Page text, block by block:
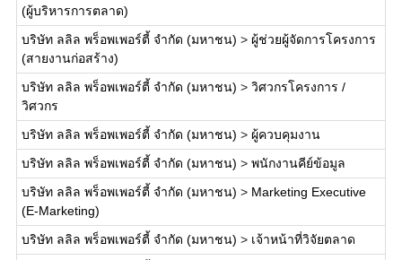
(ผู้บริหารการตลาด)
บริษัท ลลิล พร็อพเพอร์ตี้ จำกัด (มหาชน) > ผู้ช่วยผู้จัดการโครงการ
(สายงานก่อสร้าง)
บริษัท ลลิล พร็อพเพอร์ตี้ จำกัด (มหาชน) > วิศวกรโครงการ /
วิศวกร
บริษัท ลลิล พร็อพเพอร์ตี้ จำกัด (มหาชน) > ผู้ควบคุมงาน
บริษัท ลลิล พร็อพเพอร์ตี้ จำกัด (มหาชน) > พนักงานคีย์ข้อมูล
บริษัท ลลิล พร็อพเพอร์ตี้ จำกัด (มหาชน) > Marketing Executive
(E-Marketing)
บริษัท ลลิล พร็อพเพอร์ตี้ จำกัด (มหาชน) > เจ้าหน้าที่วิจัยตลาด